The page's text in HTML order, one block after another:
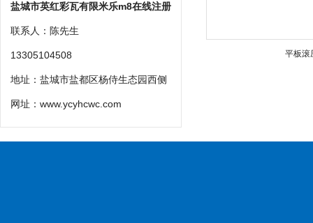
盐城市英红彩瓦有限米乐m8在线注册
联系人：陈先生
13305104508
地址：盐城市盐都区杨侍生态园西侧
网址： www.ycyhcwc.com
平板滚